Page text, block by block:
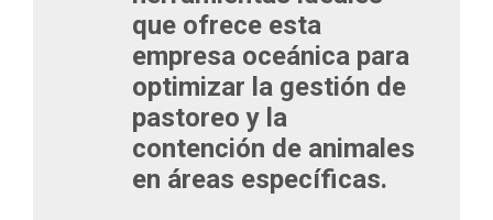
que ofrece esta
empresa oceánica para
optimizar la gestión de
pastoreo y la
contención de animales
en áreas específicas.